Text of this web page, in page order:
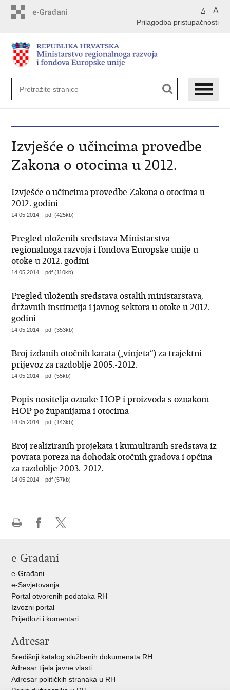
A A
Prilagodba pristupačnosti
Izvješće o učincima provedbe
Zakona o otocima u 2012.
Izvješće o učincima provedbe Zakona o otocima u
2012. godini
14.05.2014. | pdf (425kb)
Pregled uloženih sredstava Ministarstva
regionalnoga razvoja i fondova Europske unije u
otoke u 2012. godini
14.05.2014. | pdf (110kb)
Pregled uloženih sredstava ostalih ministarstava,
državnih institucija i javnog sektora u otoke u 2012.
godini
14.05.2014. | pdf (353kb)
Broj izdanih otočnih karata („vinjeta“) za trajektni
prijevoz za razdoblje 2005.-2012.
14.05.2014. | pdf (55kb)
Popis nositelja oznake HOP i proizvoda s oznakom
HOP po županijama i otocima
14.05.2014. | pdf (143kb)
Broj realiziranih projekata i kumuliranih sredstava iz
povrata poreza na dohodak otočnih gradova i općina
za razdoblje 2003.-2012.
14.05.2014. | pdf (57kb)
Facebooku
X-
e-Građani
e-Građani
e-Savjetovanja
Portal otvorenih podataka RH
Izvozni portal
Prijedlozi i komentari
Adresar
Središnji katalog službenih dokumenata RH
Adresar tijela javne vlasti
Adresar političkih stranaka u RH